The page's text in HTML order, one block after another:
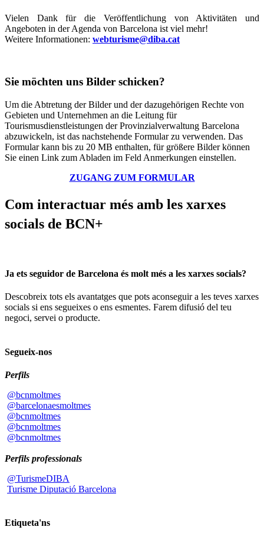
Vielen Dank für die Veröffentlichung von Aktivitäten und
Angeboten in der Agenda von Barcelona ist viel mehr!
Weitere Informationen: webturisme@diba.cat
Sie möchten uns Bilder schicken?
Um die Abtretung der Bilder und der dazugehörigen Rechte von
Gebieten und Unternehmen an die Leitung für
Tourismusdienstleistungen der Provinzialverwaltung Barcelona
abzuwickeln, ist das nachstehende Formular zu verwenden. Das
Formular kann bis zu 20 MB enthalten, für größere Bilder können
Sie einen Link zum Abladen im Feld Anmerkungen einstellen.
ZUGANG ZUM FORMULAR
Com interactuar més amb les xarxes
socials de BCN+
Ja ets seguidor de Barcelona és molt més a les xarxes socials?
Descobreix tots els avantatges que pots aconseguir a les teves xarxes
socials si ens segueixes o ens esmentes. Farem difusió del teu
negoci, servei o producte.
Segueix-nos
Perfils
@bcnmoltmes
@barcelonaesmoltmes
@bcnmoltmes
@bcnmoltmes
@bcnmoltmes
Perfils professionals
@TurismeDIBA
Turisme Diputació Barcelona
Etiqueta'ns